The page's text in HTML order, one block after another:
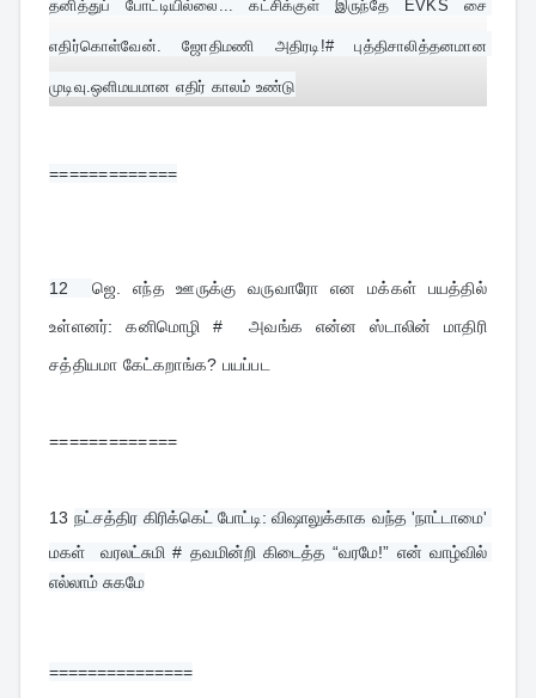
தனித்துப் போட்டியில்லை... கட்சிக்குள் இருந்தே EVKS சை
எதிர்கொள்வேன். ஜோதிமணி அதிரடி!# புத்திசாலித்தனமான
முடிவு.ஒளிமயமான எதிர் காலம் உண்டு
=============
12 ஜெ. எந்த ஊருக்கு வருவாரோ என மக்கள் பயத்தில்
உள்ளனர்: கனிமொழி #  அவங்க என்ன ஸ்டாலின் மாதிரி
சத்தியமா கேட்கறாங்க? பயப்பட
=============
13 நட்சத்திர கிரிக்கெட் போட்டி: விஷாலுக்காக வந்த 'நாட்டாமை'
மகள்  வரலட்சுமி # தவமின்றி கிடைத்த “வரமே!” என் வாழ்வில்
எல்லாம் சுகமே
===============